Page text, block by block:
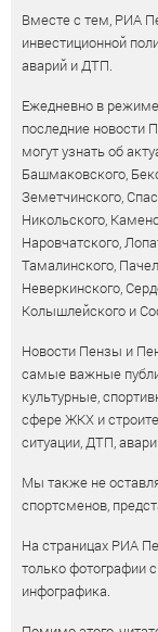
Вместе с тем, РИА
инвестиционной
аварий и ДТП.
Ежедневно в
последние новости
могут узнать об
Башмаковского,
Земетчинского,
Никольского,
Наровчатского,
Тамалинского,
Неверкинского,
Колышлейского и
Новости Пензы и
самые важные
культурные,
сфере ЖКХ и
ситуации, ДТП,
Мы также не
спортсменов,
На страницах РИА
только фотографии
инфографика.